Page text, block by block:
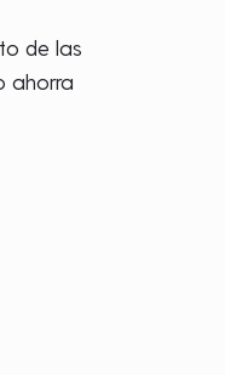
de las
ahorra